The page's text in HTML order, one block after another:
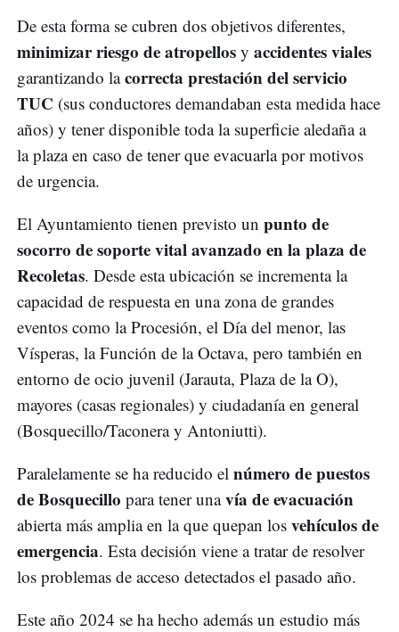
De esta forma se cubren dos objetivos diferentes,
minimizar riesgo de atropellos y accidentes viales
garantizando lacorrecta prestación del servicio
TUC (sus conductores demandaban esta medida hace
años) y tener disponible toda la superficie aledaña a
la plaza en caso de tener que evacuarla por motivos
de urgencia.
El Ayuntamiento tienen previsto un punto de
socorro de soporte vital avanzado en la plaza de
Recoletas. Desde esta ubicación se incrementa la
capacidad de respuesta en una zona de grandes
eventos como la Procesión, el Día del menor, las
Vísperas, la Función de la Octava, pero también en
entorno de ocio juvenil (Jarauta, Plaza de la O),
mayores (casas regionales) y ciudadanía en general
(Bosquecillo/Taconera y Antoniutti).
Paralelamente se ha reducido el número de puestos
de Bosquecillo para tener unavía de evacuación
abierta más amplia en la que quepan los vehículos de
emergencia. Esta decisión viene a tratar de resolver
los problemas de acceso detectados el pasado año.
Este año 2024 se ha hecho además un estudio más